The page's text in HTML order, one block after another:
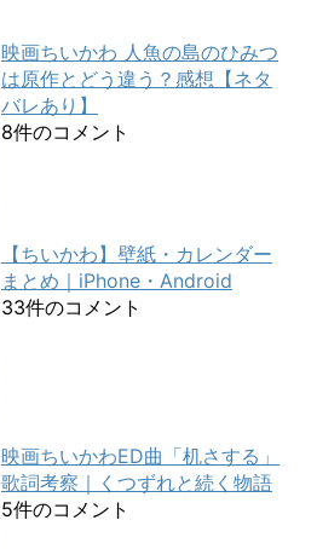
映画ちいかわ 人魚の島のひみつ
は原作とどう違う？感想【ネタ
バレあり】
8件のコメント
【ちいかわ】壁紙・カレンダー
まとめ｜iPhone・Android
33件のコメント
映画ちいかわED曲「机さする」
歌詞考察｜くつずれと続く物語
5件のコメント